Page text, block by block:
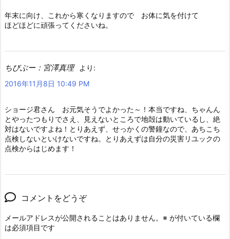
年末に向け、これから寒くなりますので お体に気を付けて
ほどほどに頑張ってくださいね。
ちびぶー：宮澤真理
より:
2016年11月8日 10:49 PM
ショージ君さん お元気そうでよかった～！本当ですね、ちゃんん
とやったつもりでさえ、見えないところで地殻は動いているし、絶
対はないですよね！とりあえず、せっかくの警鐘なので、あちこち
点検しないといけないですね。とりあえずは自分の災害リユックの
点検からはじめます！
コメントをどうぞ
メールアドレスが公開されることはありません。 ※ が付いている欄
は必須項目です